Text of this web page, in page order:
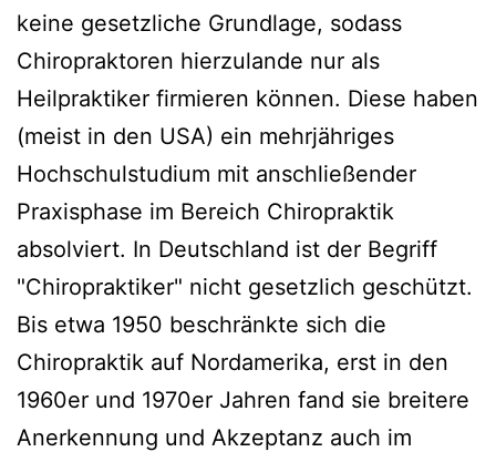
keine gesetzliche Grundlage, sodass
Chiropraktoren hierzulande nur als
Heilpraktiker firmieren können. Diese haben
(meist in den USA) ein mehrjähriges
Hochschulstudium mit anschließender
Praxisphase im Bereich Chiropraktik
absolviert. In Deutschland ist der Begriff
"Chiropraktiker" nicht gesetzlich geschützt.
Bis etwa 1950 beschränkte sich die
Chiropraktik auf Nordamerika, erst in den
1960er und 1970er Jahren fand sie breitere
Anerkennung und Akzeptanz auch im